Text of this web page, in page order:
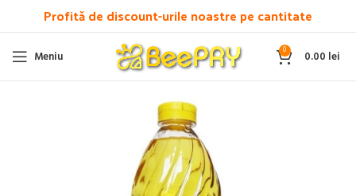
Profită de discount-urile noastre pe cantitate
Meniu 0 0.00 lei